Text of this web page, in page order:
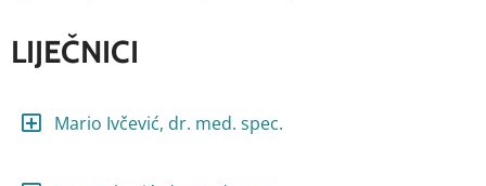
LIJEČNICI
Mario Ivčević, dr. med. spec.